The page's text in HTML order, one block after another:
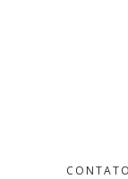
CONTATO